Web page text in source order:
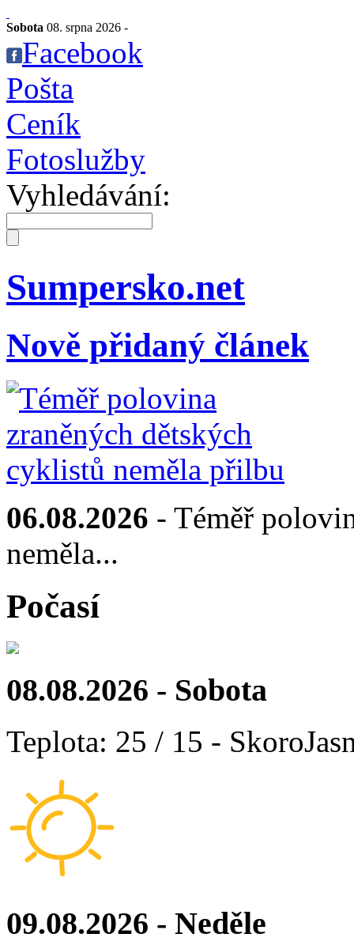
Sobota 08. srpna 2026 -
Facebook
Pošta
Ceník
Fotoslužby
Vyhledávání:
Sumpersko.net
Nově přidaný článek
06.08.2026 - Téměř
neměla...
Počasí
08.08.2026 - Sobota
Teplota: 25 / 15 -
09.08.2026 - Neděle